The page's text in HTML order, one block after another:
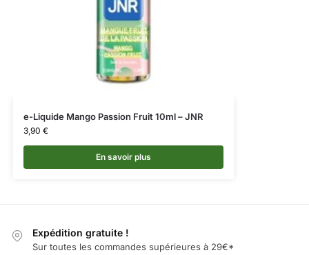
e-Liquide Mango Passion Fruit 10ml – JNR
3,90 €
En savoir plus
Expédition gratuite !
Sur toutes les commandes supérieures à 29€*